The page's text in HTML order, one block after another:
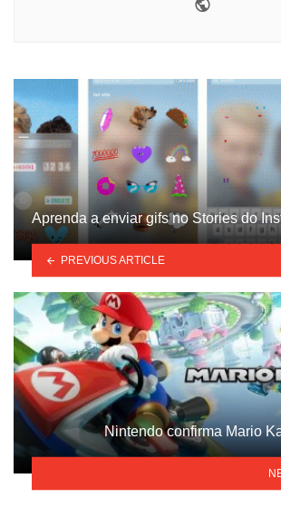
Aprenda a enviar gifs no Stories do
PREVIOUS ARTICLE
Nintendo confirma Mario